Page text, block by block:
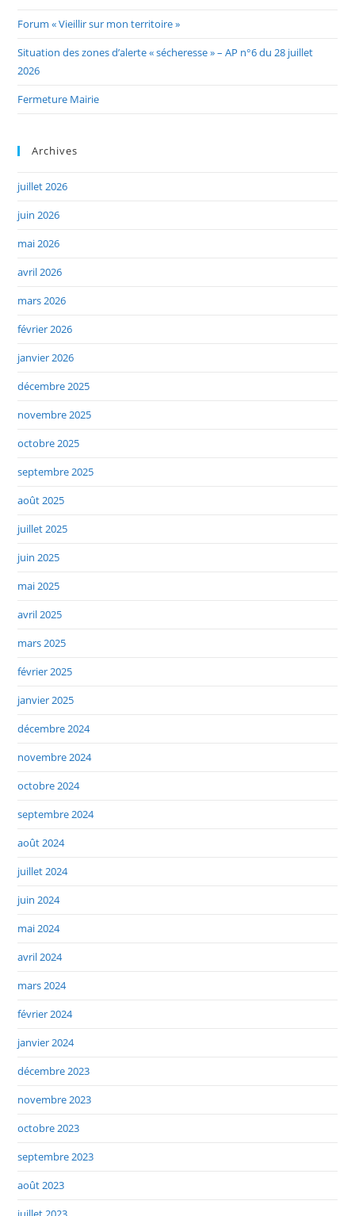
Forum « Vieillir sur mon territoire »
Situation des zones d’alerte « sécheresse » – AP n°6 du 28 juillet
2026
Fermeture Mairie
Archives
juillet 2026
juin 2026
mai 2026
avril 2026
mars 2026
février 2026
janvier 2026
décembre 2025
novembre 2025
octobre 2025
septembre 2025
août 2025
juillet 2025
juin 2025
mai 2025
avril 2025
mars 2025
février 2025
janvier 2025
décembre 2024
novembre 2024
octobre 2024
septembre 2024
août 2024
juillet 2024
juin 2024
mai 2024
avril 2024
mars 2024
février 2024
janvier 2024
décembre 2023
novembre 2023
octobre 2023
septembre 2023
août 2023